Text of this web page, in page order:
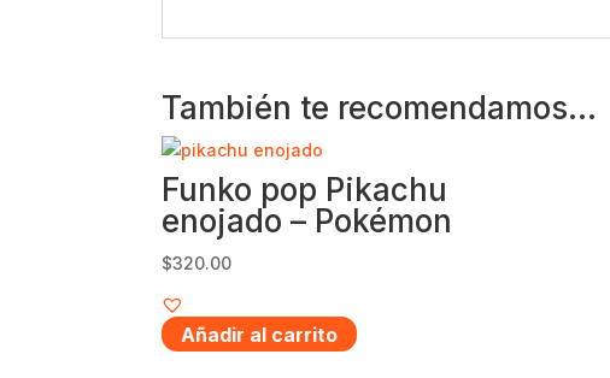
También te recomendamos…
Funko pop Pikachu
enojado – Pokémon
$320.00
Añadir al carrito